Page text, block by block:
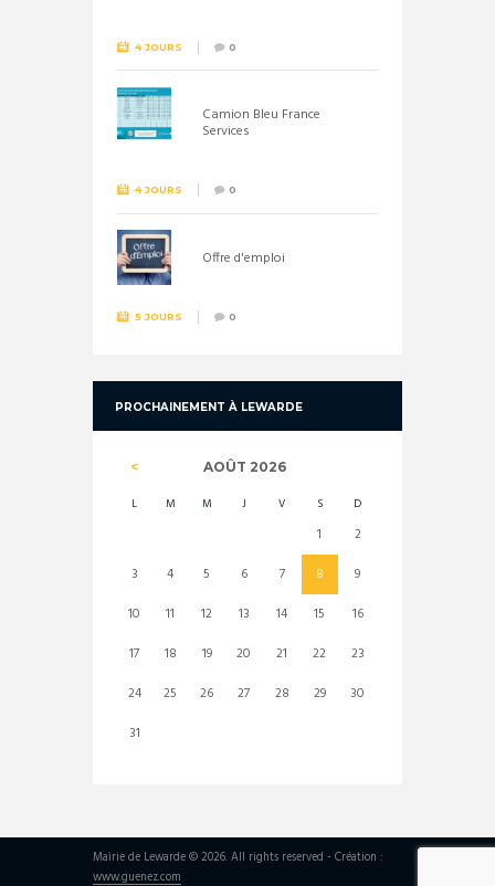
4 JOURS 0
Camion Bleu France
Services
4 JOURS 0
Offre d'emploi
5 JOURS 0
PROCHAINEMENT À LEWARDE
AOÛT 2026
L M M J V S D
1
2
3
4 5 6 7 8
9
10
11 12 13 14 15
16
17
18 19 20 21 22
23
24
25 26 27 28 29
30
31
Mairie de Lewarde © 2026. All rights reserved - Création :
www.guenez.com